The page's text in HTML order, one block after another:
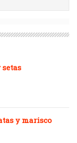
setas
y marisco